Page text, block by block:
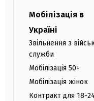
Мобілізація в
Україні
Звільнення з
служби
Мобілізація 50+
Мобілізація жінок
Контракт для 18-